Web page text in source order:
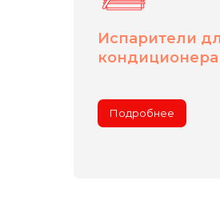
Испарители
Подробнее